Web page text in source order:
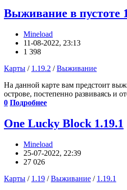
Выживание в пустоте
Mineload
11-08-2022, 23:13
1 398
Карты / 1.19.2 /Выживание
На данной карте вам предстоит
острове, постепенно развиваясь и
0 Подробнее
One Lucky Block 1.19.1
Mineload
25-07-2022, 22:39
27 026
Карты / 1.19 /Выживание / 1.19.1